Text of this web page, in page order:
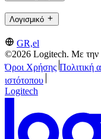
Λογισμικό
GR,el
©2026 Logitech. Με την
Όροι Χρήσης Πολιτική
ιστότοπου
Logitech